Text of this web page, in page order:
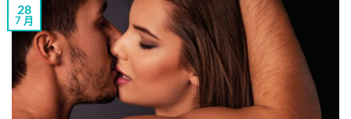
28
7 月